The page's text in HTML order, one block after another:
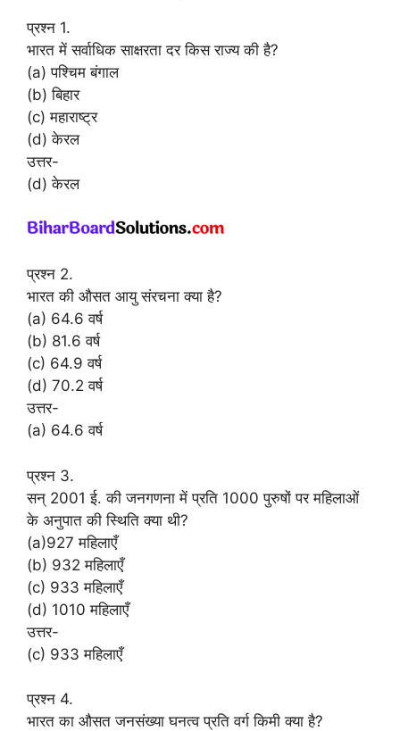
प्रश्न 1.
भारत में सर्वाधिक साक्षरता दर किस राज्य की है?
(a) पश्चिम बंगाल
(b) बिहार
(c) महाराष्ट्र
(d) केरल
उत्तर-
(d) केरल
प्रश्न 2.
भारत की औसत आयु संरचना क्या है?
(a) 64.6 वर्ष
(b) 81.6 वर्ष
(c) 64.9 वर्ष
(d) 70.2 वर्ष
उत्तर-
(a) 64.6 वर्ष
प्रश्न 3.
सन् 2001 ई. की जनगणना में प्रति 1000 पुरुषों पर महिलाओं
के अनुपात की स्थिति क्या थी?
(a)927 महिलाएँ
(b) 932 महिलाएँ
(c) 933 महिलाएँ
(d) 1010 महिलाएँ
उत्तर-
(c) 933 महिलाएँ
प्रश्न 4.
भारत का औसत जनसंख्या घनत्व प्रति वर्ग किमी क्या है?